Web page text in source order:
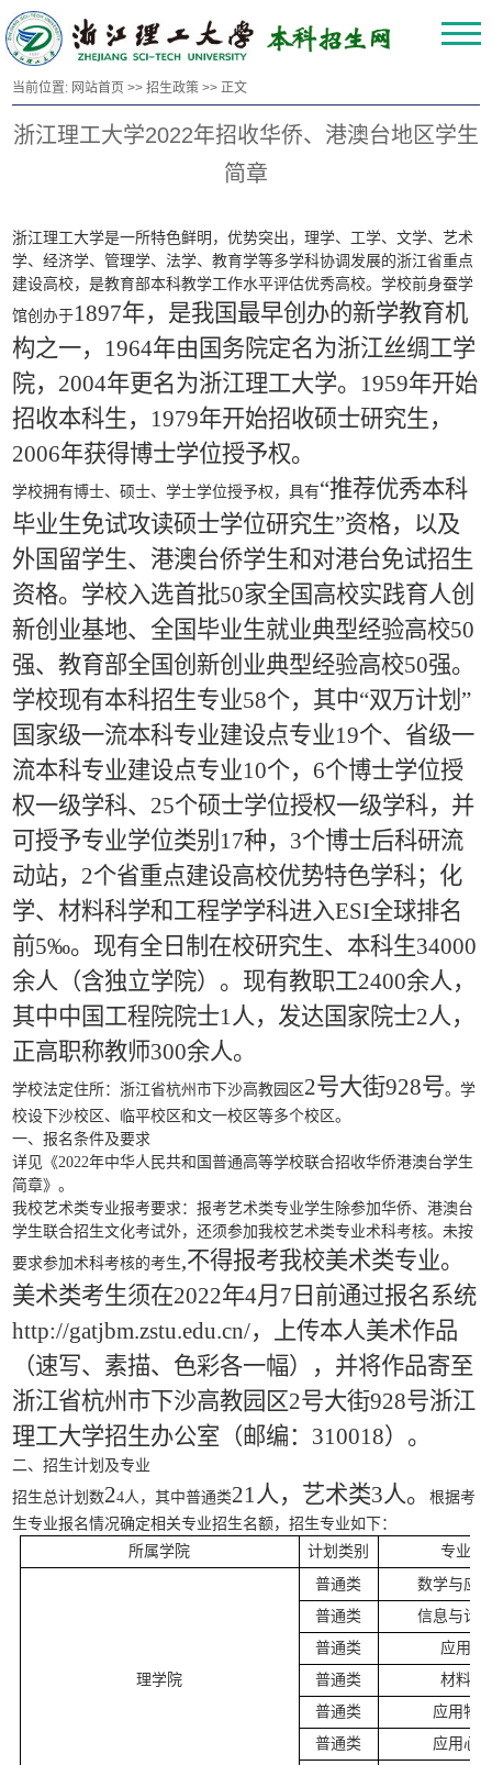
当前位置: 网站首页 >>招生政策 >> 正文
浙江理工大学2022年招收华侨、港澳台地区学生
简章
浙江理工大学是一所特色鲜明，优势突出，理学、工学、文学、艺术
学、经济学、管理学、法学、教育学等多学科协调发展的浙江省重点
建设高校，是教育部本科教学工作水平评估优秀高校。学校前身蚕学
馆创办于1897年，是我国最早创办的新学教育机
构之一，1964年由国务院定名为浙江丝绸工学
院，2004年更名为浙江理工大学。1959年开始
招收本科生，1979年开始招收硕士研究生，
2006年获得博士学位授予权。
学校拥有博士、硕士、学士学位授予权，具有“推荐优秀本科
毕业生免试攻读硕士学位研究生”资格，以及
外国留学生、港澳台侨学生和对港台免试招生
资格。学校入选首批50家全国高校实践育人创
新创业基地、全国毕业生就业典型经验高校50
强、教育部全国创新创业典型经验高校50强。
学校现有本科招生专业58个，其中“双万计划”
国家级一流本科专业建设点专业19个、省级一
流本科专业建设点专业10个，6个博士学位授
权一级学科、25个硕士学位授权一级学科，并
可授予专业学位类别17种，3个博士后科研流
动站，2个省重点建设高校优势特色学科；化
学、材料科学和工程学学科进入ESI全球排名
前5‰。现有全日制在校研究生、本科生34000
余人（含独立学院）。现有教职工2400余人，
其中中国工程院院士1人，发达国家院士2人，
正高职称教师300余人。
学校法定住所：浙江省杭州市下沙高教园区 2号大街928号。学
校设下沙校区、临平校区和文一校区等多个校区。
一、报名条件及要求
详见《2022年中华人民共和国普通高等学校联合招收华侨港澳台学生
简章》。
我校艺术类专业报考要求：报考艺术类专业学生除参加华侨、港澳台
学生联合招生文化考试外，还须参加我校艺术类专业术科考核。未按
要求参加术科考核的考生,不得报考我校美术类专业。
美术类考生须在2022年4月7日前通过报名系统
http://gatjbm.zstu.edu.cn/，上传本人美术作品
（速写、素描、色彩各一幅），并将作品寄至
浙江省杭州市下沙高教园区2号大街928号浙江
理工大学招生办公室（邮编：310018）。
二、招生计划及专业
招生总计划数24人 ，其中普通类21人，艺术类3人。根据考
生专业报名情况确定相关专业招生名额 ，招生专业如下：
所属学院
计划类别 专业名
理学院
普通类
数学与应
普通类
信息与计
普通类
应用化
普通类
材料化
普通类
应用物
普通类
应用心